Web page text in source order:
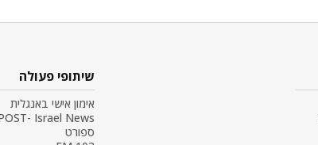
שיתופי פעולה
אימון אישי באנגלית
Israel News
ספורט